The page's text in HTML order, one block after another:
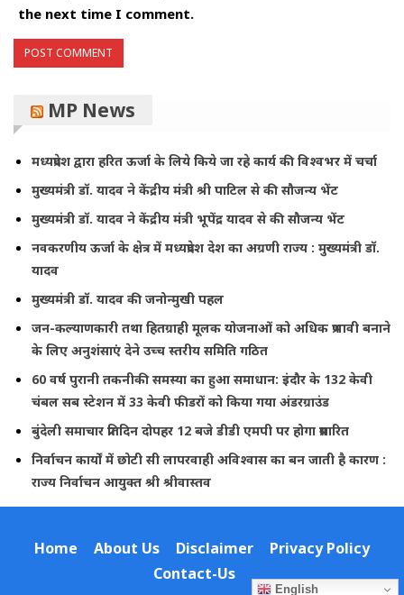
the next time I comment.
MP News
मध्यप्रदेश द्वारा हरित ऊर्जा के लिये किये जा रहे कार्य की विश्वभर में चर्चा
मुख्यमंत्री डॉ. यादव ने केंद्रीय मंत्री श्री पाटिल से की सौजन्य भेंट
मुख्यमंत्री डॉ. यादव ने केंद्रीय मंत्री भूपेंद्र यादव से की सौजन्य भेंट
नवकरणीय ऊर्जा के क्षेत्र में मध्यप्रदेश देश का अग्रणी राज्य : मुख्यमंत्री डॉ.
यादव
मुख्यमंत्री डॉ. यादव की जनोन्मुखी पहल
जन-कल्याणकारी तथा हितग्राही मूलक योजनाओं को अधिक प्रभावी बनाने
के लिए अनुशंसाएं देने उच्च स्तरीय समिति गठित
60 वर्ष पुरानी तकनीकी समस्या का हुआ समाधान: इंदौर के 132 केवी
चंबल सब स्टेशन में 33 केवी फीडरों को किया गया अंडरग्राउंड
बुंदेली समाचार प्रतिदिन दोपहर 12 बजे डीडी एमपी पर होगा प्रसारित
निर्वाचन कार्यों में छोटी सी लापरवाही अविश्वास का बन जाती है कारण :
राज्य निर्वाचन आयुक्त श्री श्रीवास्तव
Home About Us Disclaimer
Privacy Policy
Contact-Us
English